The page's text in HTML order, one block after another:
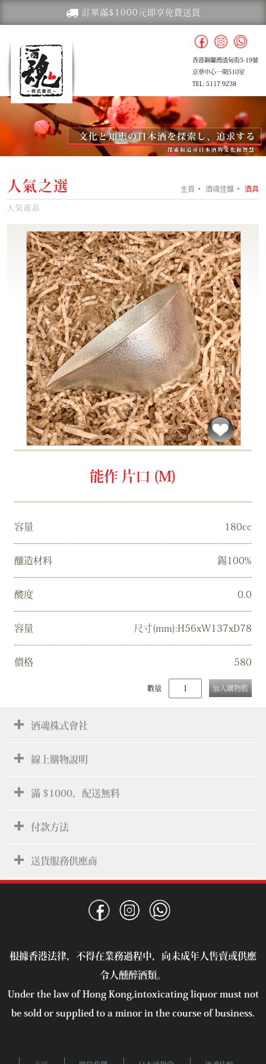
訂單滿$1000元即享免費送貨
香港銅鑼灣渣甸街5-19號
京華中心一期510室
TEL: 5117 9238
人氣之選 主頁 酒魂佳釀 酒具
人気商品
數量 加入購物籃
能作 片口 (M)
容量 180cc
釀造材料 錫100%
酸度 0.0
容量 尺寸(mm):H56xW137xD78
價格 580
酒魂株式會社
線上購物說明
滿 $1000，配送無料
付款方法
送貨服務供應商
根據香港法律，不得在業務過程中，向未成年人售賣或供應
令人醺醉酒類。
Under the law of Hong Kong,intoxicating liquor must not
be sold or supplied to a minor in the course of business.